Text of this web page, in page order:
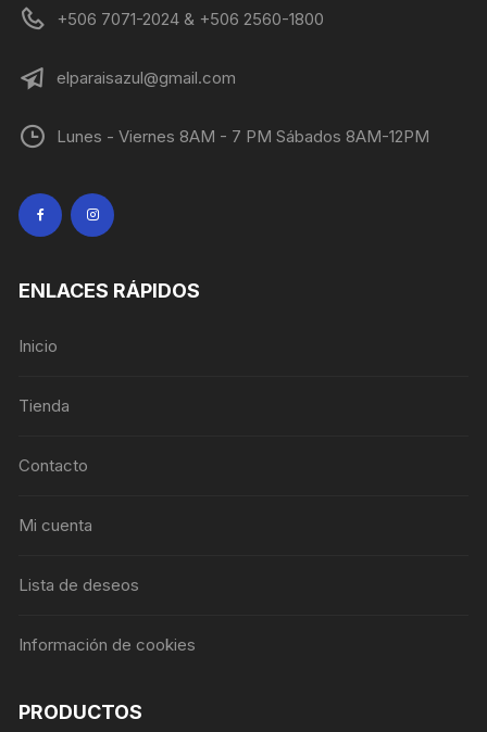
+506 7071-2024 & +506 2560-1800
elparaisazul@gmail.com
Lunes - Viernes 8AM - 7 PM Sábados 8AM-12PM
ENLACES RÁPIDOS
Inicio
Tienda
Contacto
Mi cuenta
Lista de deseos
Información de cookies
PRODUCTOS